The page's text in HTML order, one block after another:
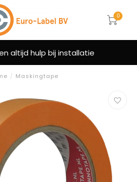
0
altijd hulp bij installatie
/ Maskingtape